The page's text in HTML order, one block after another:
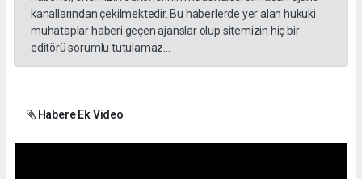
kanallarından çekilmektedir. Bu haberlerde yer alan hukuki
muhataplar haberi geçen ajanslar olup sitemizin hiç bir
editörü sorumlu tutulamaz...
Habere Ek Video